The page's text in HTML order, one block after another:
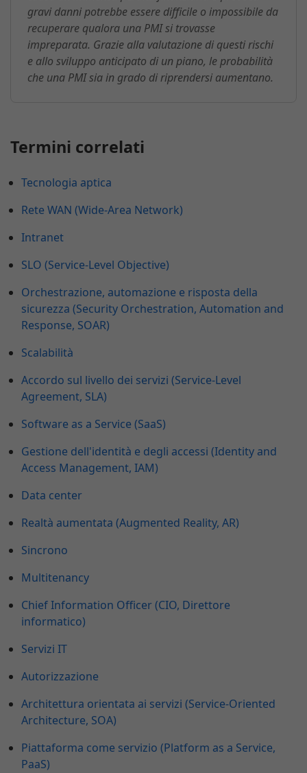
gravi danni potrebbe essere difficile o impossibile da
recuperare qualora una PMI si trovasse
impreparata. Grazie alla valutazione di questi rischi
e allo sviluppo anticipato di un piano, le probabilità
che una PMI sia in grado di riprendersi aumentano.
Termini correlati
Tecnologia aptica
Rete WAN (Wide-Area Network)
Intranet
SLO (Service-Level Objective)
Orchestrazione, automazione e risposta della
sicurezza (Security Orchestration, Automation and
Response, SOAR)
Scalabilità
Accordo sul livello dei servizi (Service-Level
Agreement, SLA)
Software as a Service (SaaS)
Gestione dell'identità e degli accessi (Identity and
Access Management, IAM)
Data center
Realtà aumentata (Augmented Reality, AR)
Sincrono
Multitenancy
Chief Information Officer (CIO, Direttore
informatico)
Servizi IT
Autorizzazione
Architettura orientata ai servizi (Service-Oriented
Architecture, SOA)
Piattaforma come servizio (Platform as a Service,
PaaS)